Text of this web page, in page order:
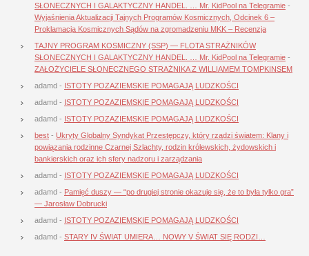
SŁONECZNYCH I GALAKTYCZNY HANDEL. … Mr. KidPool na Telegramie -
Wyjaśnienia Aktualizacji Tajnych Programów Kosmicznych, Odcinek 6 –
Proklamacja Kosmicznych Sądów na zgromadzeniu MKK – Recenzja
TAJNY PROGRAM KOSMICZNY (SSP) — FLOTA STRAŻNIKÓW
SŁONECZNYCH I GALAKTYCZNY HANDEL. … Mr. KidPool na Telegramie -
ZAŁOŻYCIELE SŁONECZNEGO STRAŻNIKA Z WILLIAMEM TOMPKINSEM
adamd - ISTOTY POZAZIEMSKIE POMAGAJĄ LUDZKOŚCI
adamd - ISTOTY POZAZIEMSKIE POMAGAJĄ LUDZKOŚCI
adamd - ISTOTY POZAZIEMSKIE POMAGAJĄ LUDZKOŚCI
best - Ukryty Globalny Syndykat Przestępczy, który rządzi światem: Klany i
powiązania rodzinne Czarnej Szlachty, rodzin królewskich, żydowskich i
bankierskich oraz ich sfery nadzoru i zarządzania
adamd - ISTOTY POZAZIEMSKIE POMAGAJĄ LUDZKOŚCI
adamd - Pamięć duszy — “po drugiej stronie okazuje się, że to była tylko gra”
— Jarosław Dobrucki
adamd - ISTOTY POZAZIEMSKIE POMAGAJĄ LUDZKOŚCI
adamd - STARY IV ŚWIAT UMIERA… NOWY V ŚWIAT SIĘ RODZI…